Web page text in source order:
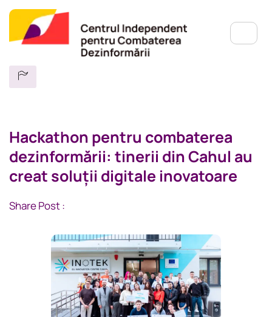
Hackathon pentru combaterea
dezinformării: tinerii din Cahul au
creat soluții digitale inovatoare
Share Post :